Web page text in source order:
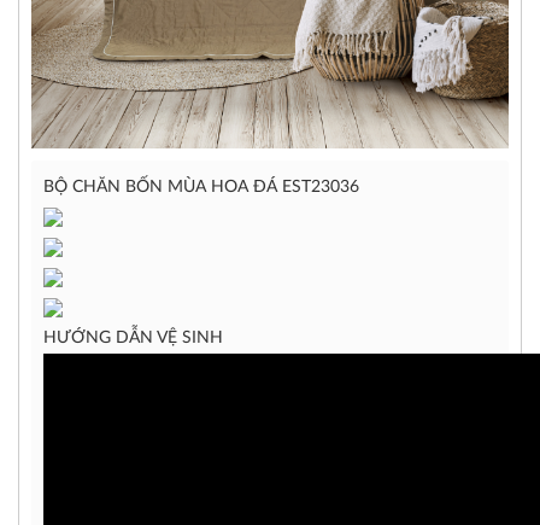
BỘ CHĂN BỐN MÙA HOA ĐÁ EST23036
HƯỚNG DẪN VỆ SINH